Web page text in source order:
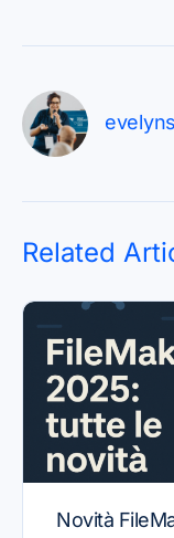
Related
Novità